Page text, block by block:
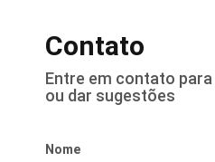
Contato
Entre em contato
ou dar sugestões
Nome